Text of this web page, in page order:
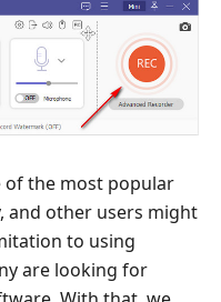
of the most popular
and other users might
to using
are looking for